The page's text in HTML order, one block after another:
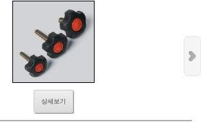
상세보기